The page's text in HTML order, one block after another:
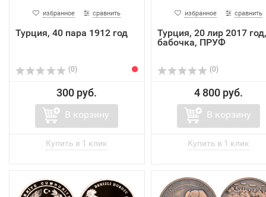
избранное сравнить
Турция, 40 пара 1912 год
(0)
300 руб.
В корзину
избранное сравнить
Турция, 20 лир 2017 год,
бабочка, ПРУФ
(0)
4 800 руб.
В корзину